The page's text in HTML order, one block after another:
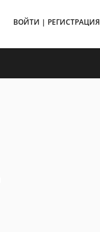
ВОЙТИ | РЕГИСТРАЦИЯ